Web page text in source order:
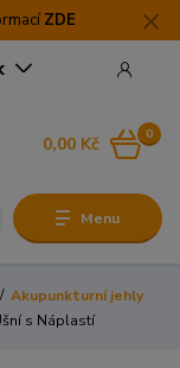
ZDE
Menu
0
0,00 Kč
Akupunkturní jehly
s Náplastí